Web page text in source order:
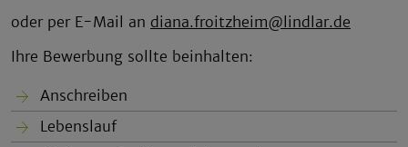
oder per E-Mail an diana.froitzheim@lindlar.de
Ihre Bewerbung sollte beinhalten:
Anschreiben
Lebenslauf